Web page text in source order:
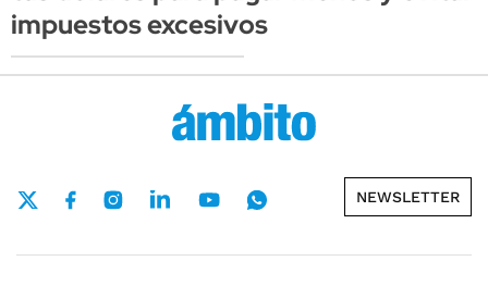
impuestos excesivos
NEWSLETTER